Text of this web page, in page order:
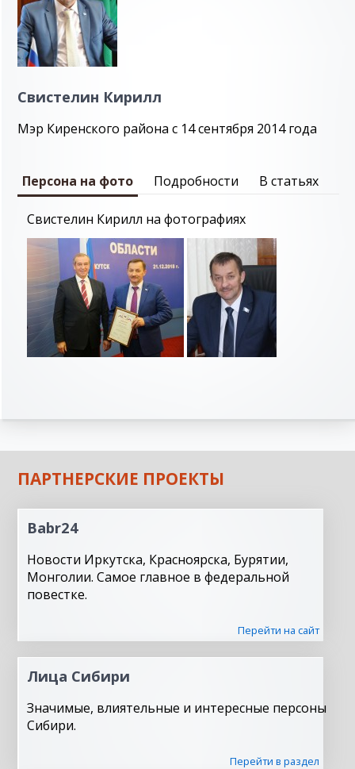
Свистелин Кирилл
Мэр Киренского района с 14 сентября 2014 года
Персона на фото Подробности В статьях
Свистелин Кирилл на фотографиях
ПАРТНЕРСКИЕ ПРОЕКТЫ
Babr24
Новости Иркутска, Красноярска, Бурятии,
Монголии. Самое главное в федеральной
повестке.
Перейти на сайт
Лица Сибири
Значимые, влиятельные и интересные персоны
Сибири.
Перейти в раздел